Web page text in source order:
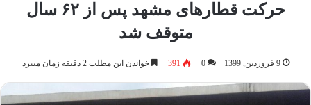
حرکت قطارهای مشهد پس از ۶۲ سال
متوقف شد
9 فروردین, 1399 0
391 خواندن این مطلب 2 دقیقه زمان میبرد